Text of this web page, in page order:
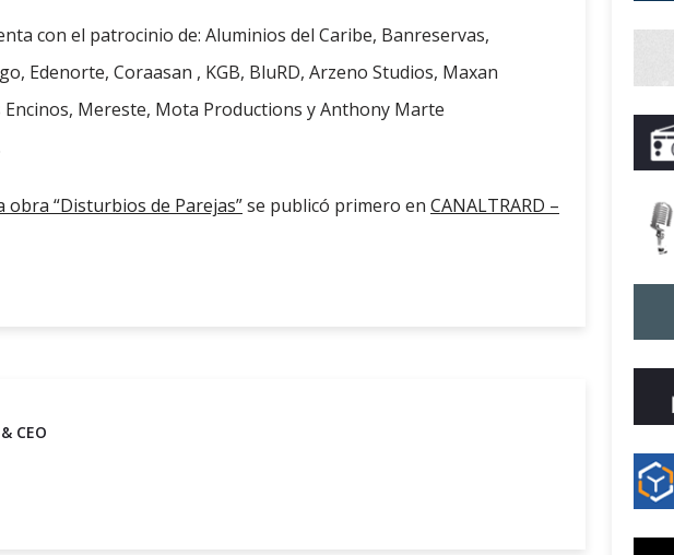
con el patrocinio de: Aluminios del Caribe, Banreservas,
Edenorte, Coraasan , KGB, BluRD, Arzeno Studios, Maxan
Mereste, Mota Productions y Anthony Marte
obra “Disturbios de Parejas”se publicó primero en CANALTRARD –
CEO